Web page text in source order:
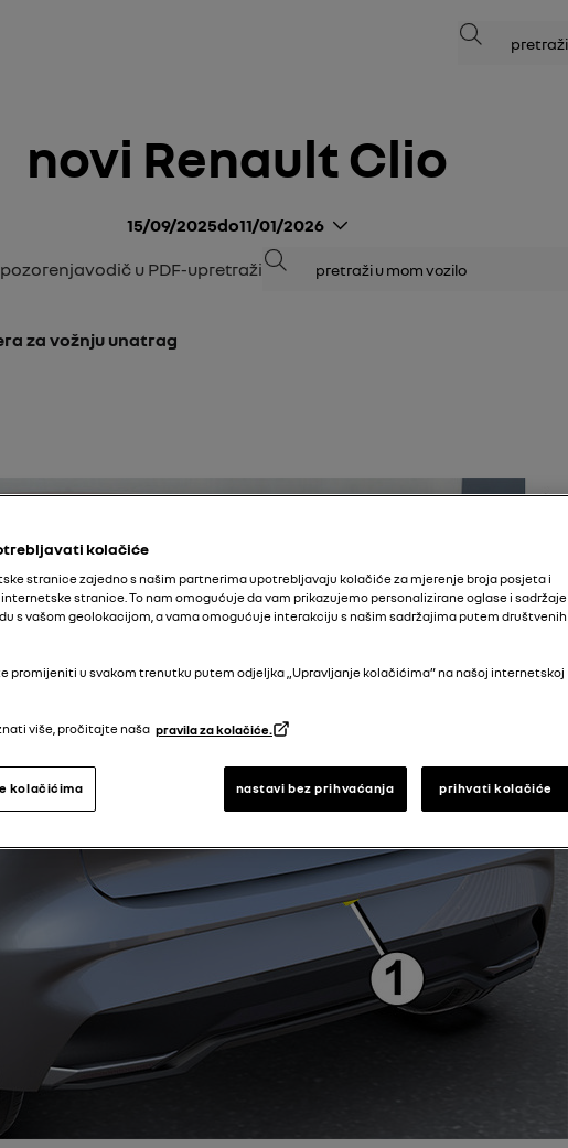
Pretraživanje
novi Renault Clio
15/09/2025do11/01/2026
Upozorenja vodič u PDF-u pretraži
Pretraživanje
za vožnju unatrag
kolačiće
stranice zajedno s našim partnerima upotrebljavaju kolačiće za mjerenje broja posjeta i
stranice. To nam omogućuje da vam prikazujemo personalizirane oglase i sadržaje
s vašom geolokacijom, a vama omogućuje interakciju s našim sadržajima putem društvenih
promijeniti u svakom trenutku putem odjeljka „Upravljanje kolačićima” na našoj internetskoj
više, pročitajte naša pravila za kolačiće.
nastavi bez prihvaćanja prihvati kolačiće
kolačićima